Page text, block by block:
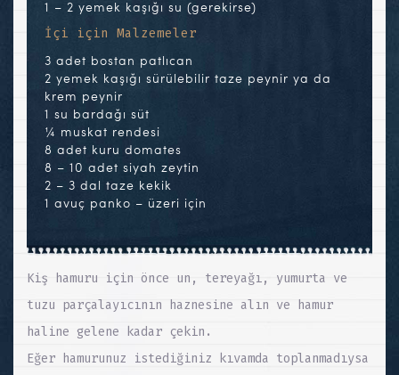
1 – 2 yemek kaşığı su (gerekirse)
İçi için Malzemeler
3 adet bostan patlıcan
2 yemek kaşığı sürülebilir taze peynir ya da
krem peynir
1 su bardağı süt
¼ muskat rendesi
8 adet kuru domates
8 – 10 adet siyah zeytin
2 – 3 dal taze kekik
1 avuç panko – üzeri için
Kiş hamuru için önce un, tereyağı, yumurta ve
tuzu parçalayıcının haznesine alın ve hamur
haline gelene kadar çekin.
Eğer hamurunuz istediğiniz kıvamda toplanmadıysa